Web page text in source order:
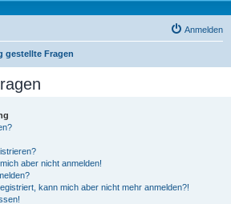
Anmelden
gestellte Fragen
aber nicht anmelden!
kann mich aber nicht mehr anmelden?!